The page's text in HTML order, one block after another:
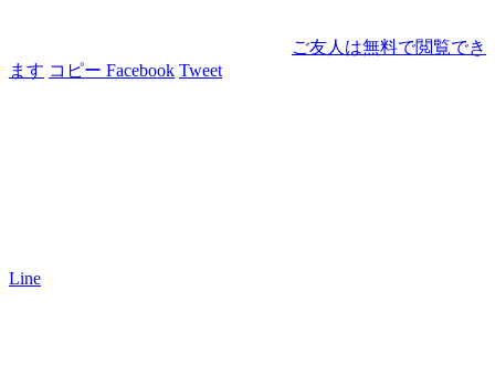
ご友人は無料で閲覧でき
ます コピー Facebook Tweet
Line